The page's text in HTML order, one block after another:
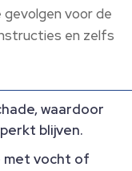
voor de
en zelfs
waardoor
blijven.
met vocht of